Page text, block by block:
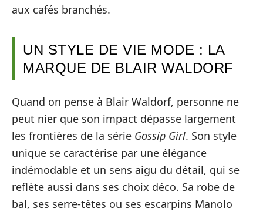
aux cafés branchés.
UN STYLE DE VIE MODE : LA
MARQUE DE BLAIR WALDORF
Quand on pense à Blair Waldorf, personne ne
peut nier que son impact dépasse largement
les frontières de la série Gossip Girl. Son style
unique se caractérise par une élégance
indémodable et un sens aigu du détail, qui se
reflète aussi dans ses choix déco. Sa robe de
bal, ses serre-têtes ou ses escarpins Manolo